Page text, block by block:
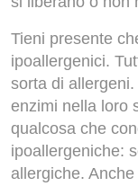
Tieni presente
ipoallergenici.
sorta di
enzimi nella loro
qualcosa che
ipoallergeniche:
allergiche.